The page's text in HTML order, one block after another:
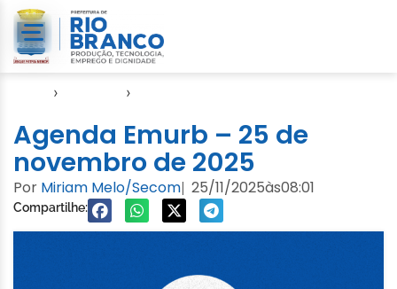
› ›
Agenda Emurb – 25 de
novembro de 2025
Por Miriam Melo/Secom| 25/11/2025às08:01
Compartilhe: